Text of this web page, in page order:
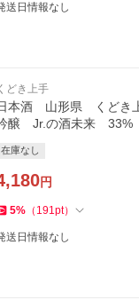
送日情報なし
どき上手
本酒 山形県 くどき
醸 Jr.の酒未来 33%
在庫なし
円
5% （ 191pt）
送日情報なし